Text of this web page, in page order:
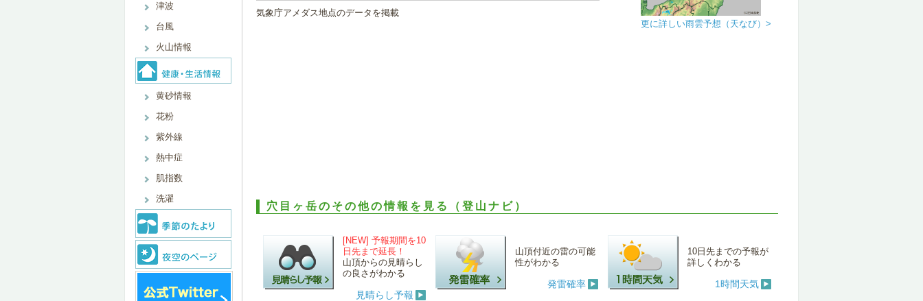
津波
台風
火山情報
黄砂情報
花粉
紫外線
熱中症
肌指数
洗濯
気象庁アメダス地点のデータを掲載
更に詳しい雨雲予想（天なび）>
穴目ヶ岳のその他の情報を見る（登山ナビ）
[NEW] 予報期間を10
日先まで延長！
山頂からの見晴らし
の良さがわかる
見晴らし予報
山頂付近の雷の可能
性がわかる
発雷確率
10日先までの予報が
詳しくわかる
1時間天気